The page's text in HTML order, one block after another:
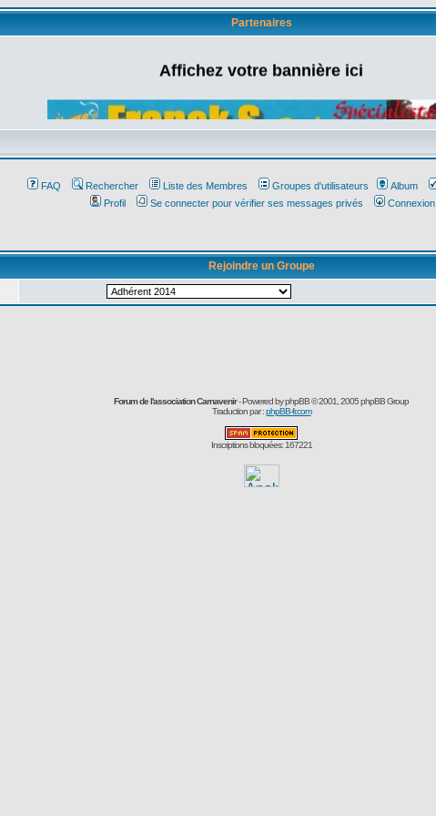
Partenaires
Affichez votre bannière ici
FAQ Rechercher Liste des Membres Groupes d'utilisateurs Album
Profil
Se connecter pour vérifier ses messages privés Connexion
Rejoindre un Groupe
Forum de l'association Carnavenir- Powered byphpBB© 2001, 2005 phpBB Group
Traduction par :phpBB-fr.com
Inscriptions bloquées: 167221